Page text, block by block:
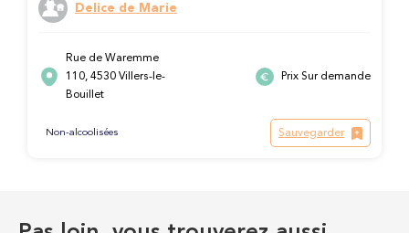
Delice de Marie
Rue de Waremme
110, 4530 Villers-le-
Bouillet
Prix Sur demande
Non-alcoolisées Sauvegarder